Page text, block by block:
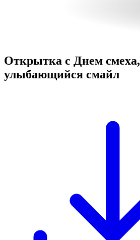
Открытка с Днем смеха,
улыбающийся смайл